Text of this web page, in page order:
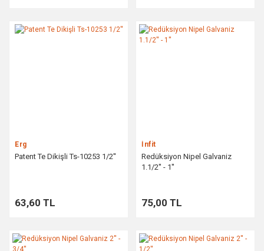
Erg
Patent Te Dikişli Ts-10253 1/2''
63,60 TL
İnfit
Redüksiyon Nipel Galvaniz
1.1/2'' - 1''
75,00 TL